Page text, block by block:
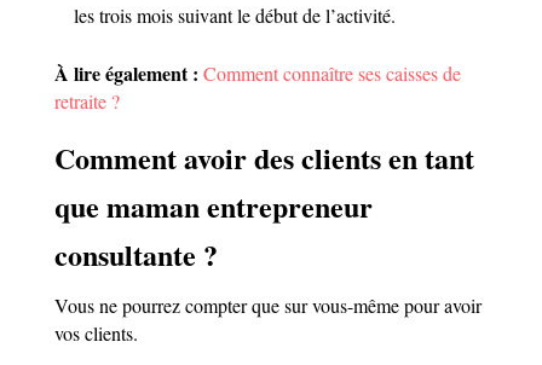
les trois mois suivant le début de l’activité.
À lire également : Comment connaître ses caisses de
retraite ?
Comment avoir des clients en tant
que maman entrepreneur
consultante ?
Vous ne pourrez compter que sur vous-même pour avoir
vos clients.